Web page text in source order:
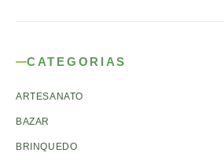
CATEGORIAS
ARTESANATO
BAZAR
BRINQUEDO